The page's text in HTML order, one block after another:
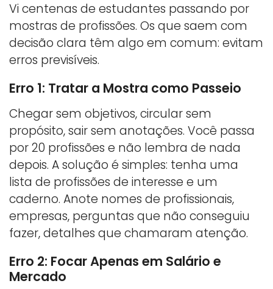
Vi centenas de estudantes passando por
mostras de profissões. Os que saem com
decisão clara têm algo em comum: evitam
erros previsíveis.
Erro 1: Tratar a Mostra como Passeio
Chegar sem objetivos, circular sem
propósito, sair sem anotações. Você passa
por 20 profissões e não lembra de nada
depois. A solução é simples: tenha uma
lista de profissões de interesse e um
caderno. Anote nomes de profissionais,
empresas, perguntas que não conseguiu
fazer, detalhes que chamaram atenção.
Erro 2: Focar Apenas em Salário e
Mercado